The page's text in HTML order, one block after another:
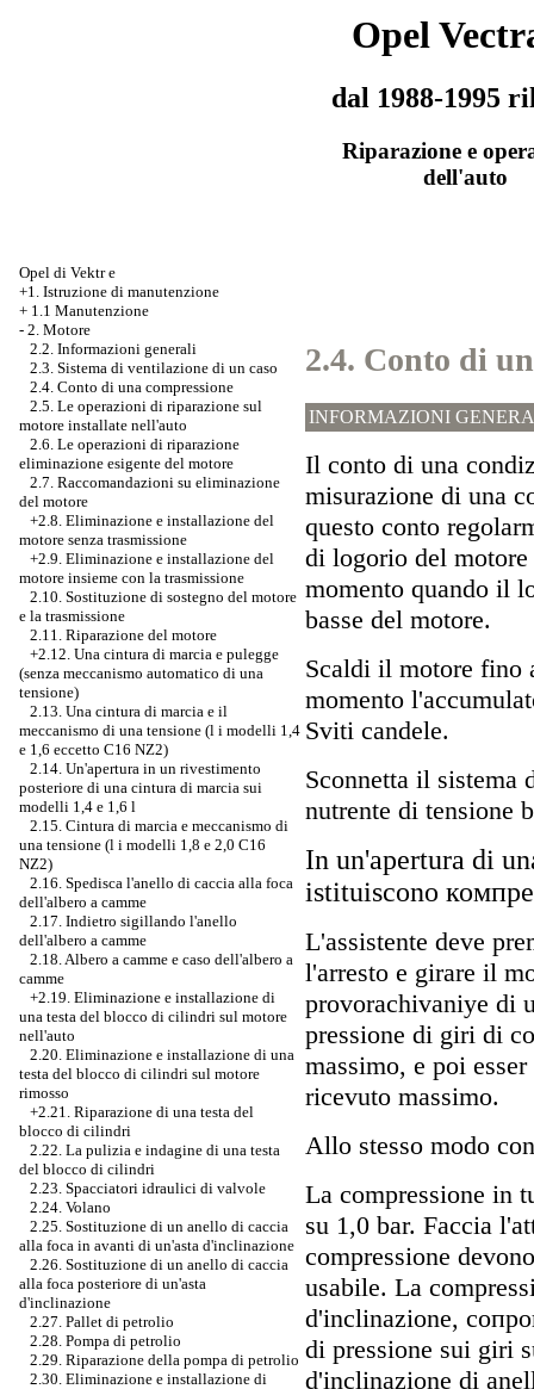
Opel
dal 1988-1995
Riparazione e
dell'auto
Opel di Vektr e
+1. Istruzione di manutenzione
+ 1.1 Manutenzione
- 2. Motore
2.2. Informazioni generali
2.3. Sistema di ventilazione di un caso
2.4. Conto di una compressione
2.5. Le operazioni di riparazione sul
motore installate nell'auto
2.6. Le operazioni di riparazione
eliminazione esigente del motore
2.7. Raccomandazioni su eliminazione
del motore
+2.8. Eliminazione e installazione del
motore senza trasmissione
+2.9. Eliminazione e installazione del
motore insieme con la trasmissione
2.10. Sostituzione di sostegno del motore
e la trasmissione
2.11. Riparazione del motore
+2.12. Una cintura di marcia e pulegge
(senza meccanismo automatico di una
tensione)
2.13. Una cintura di marcia e il
meccanismo di una tensione (l i modelli 1,4
e 1,6 eccetto C16 NZ2)
2.14. Un'apertura in un rivestimento
posteriore di una cintura di marcia sui
modelli 1,4 e 1,6 l
2.15. Cintura di marcia e meccanismo di
una tensione (l i modelli 1,8 e 2,0 C16
NZ2)
2.16. Spedisca l'anello di caccia alla foca
dell'albero a camme
2.17. Indietro sigillando l'anello
dell'albero a camme
2.18. Albero a camme e caso dell'albero a
camme
+2.19. Eliminazione e installazione di
una testa del blocco di cilindri sul motore
nell'auto
2.20. Eliminazione e installazione di una
testa del blocco di cilindri sul motore
rimosso
+2.21. Riparazione di una testa del
blocco di cilindri
2.22. La pulizia e indagine di una testa
del blocco di cilindri
2.23. Spacciatori idraulici di valvole
2.24. Volano
2.25. Sostituzione di un anello di caccia
alla foca in avanti di un'asta d'inclinazione
2.26. Sostituzione di un anello di caccia
alla foca posteriore di un'asta
d'inclinazione
2.27. Pallet di petrolio
2.28. Pompa di petrolio
2.29. Riparazione della pompa di petrolio
2.30. Eliminazione e installazione di
2.4. Conto di
INFORMAZIONI
Il conto di una
misurazione di una
questo conto
di logorio del
momento quando il
basse del motore.
Scaldi il motore fino
momento
Sviti candele.
Sconnetta il sistema
nutrente di tensione
In un'apertura di
istituiscono
L'assistente deve
l'arresto e girare il
provorachivaniye di
pressione di giri di
massimo, e poi
ricevuto massimo.
Allo stesso modo
La compressione in
su 1,0 bar. Faccia
compressione
usabile. La
d'inclinazione,
di pressione sui giri
d'inclinazione di